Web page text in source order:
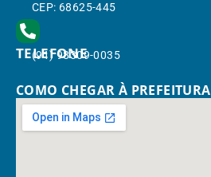
CEP: 68625-445
TELEFONE
(91) 98309-0035
COMO CHEGAR À PREFEITURA